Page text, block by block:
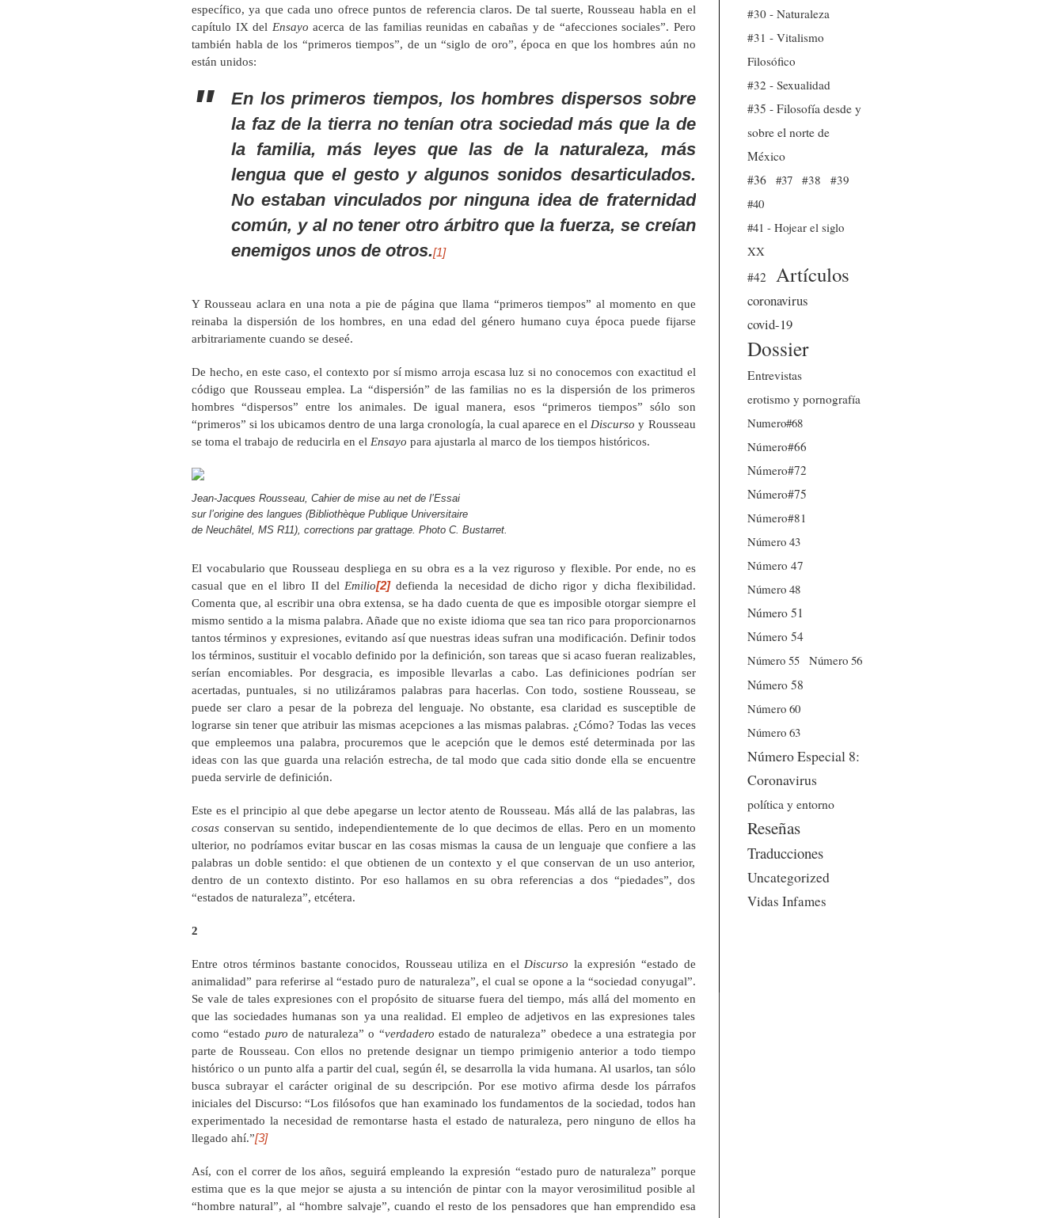
específico, ya que cada uno ofrece puntos de referencia claros. De tal suerte, Rousseau habla en el
capítulo IX del Ensayo acerca de las familias reunidas en cabañas y de “afecciones sociales”. Pero
también habla de los “primeros tiempos”, de un “siglo de oro”, época en que los hombres aún no
están unidos:
En los primeros tiempos, los hombres dispersos sobre
la faz de la tierra no tenían otra sociedad más que la de
la familia, más leyes que las de la naturaleza, más
lengua que el gesto y algunos sonidos desarticulados.
No estaban vinculados por ninguna idea de fraternidad
común, y al no tener otro árbitro que la fuerza, se creían
enemigos unos de otros.[1]
Y Rousseau aclara en una nota a pie de página que llama “primeros tiempos” al momento en que
reinaba la dispersión de los hombres, en una edad del género humano cuya época puede fijarse
arbitrariamente cuando se deseé.
De hecho, en este caso, el contexto por sí mismo arroja escasa luz si no conocemos con exactitud el
código que Rousseau emplea. La “dispersión” de las familias no es la dispersión de los primeros
hombres “dispersos” entre los animales. De igual manera, esos “primeros tiempos” sólo son
“primeros” si los ubicamos dentro de una larga cronología, la cual aparece en el Discurso y Rousseau
se toma el trabajo de reducirla en el Ensayo para ajustarla al marco de los tiempos históricos.
Jean-Jacques Rousseau, Cahier de mise au net de l’Essai
sur l’origine des langues (Bibliothèque Publique Universitaire
de Neuchâtel, MS R11), corrections par grattage. Photo C. Bustarret.
El vocabulario que Rousseau despliega en su obra es a la vez riguroso y flexible. Por ende, no es
casual que en el libro II del Emilio[2]defienda la necesidad de dicho rigor y dicha flexibilidad.
Comenta que, al escribir una obra extensa, se ha dado cuenta de que es imposible otorgar siempre el
mismo sentido a la misma palabra. Añade que no existe idioma que sea tan rico para proporcionarnos
tantos términos y expresiones, evitando así que nuestras ideas sufran una modificación. Definir todos
los términos, sustituir el vocablo definido por la definición, son tareas que si acaso fueran realizables,
serían encomiables. Por desgracia, es imposible llevarlas a cabo. Las definiciones podrían ser
acertadas, puntuales, si no utilizáramos palabras para hacerlas. Con todo, sostiene Rousseau, se
puede ser claro a pesar de la pobreza del lenguaje. No obstante, esa claridad es susceptible de
lograrse sin tener que atribuir las mismas acepciones a las mismas palabras. ¿Cómo? Todas las veces
que empleemos una palabra, procuremos que le acepción que le demos esté determinada por las
ideas con las que guarda una relación estrecha, de tal modo que cada sitio donde ella se encuentre
pueda servirle de definición.
Este es el principio al que debe apegarse un lector atento de Rousseau. Más allá de las palabras, las
cosas conservan su sentido, independientemente de lo que decimos de ellas. Pero en un momento
ulterior, no podríamos evitar buscar en las cosas mismas la causa de un lenguaje que confiere a las
palabras un doble sentido: el que obtienen de un contexto y el que conservan de un uso anterior,
dentro de un contexto distinto. Por eso hallamos en su obra referencias a dos “piedades”, dos
“estados de naturaleza”, etcétera.
2
Entre otros términos bastante conocidos, Rousseau utiliza en el Discurso la expresión “estado de
animalidad” para referirse al “estado puro de naturaleza”, el cual se opone a la “sociedad conyugal”.
Se vale de tales expresiones con el propósito de situarse fuera del tiempo, más allá del momento en
que las sociedades humanas son ya una realidad. El empleo de adjetivos en las expresiones tales
como “estado puro de naturaleza” o “verdadero estado de naturaleza” obedece a una estrategia por
parte de Rousseau. Con ellos no pretende designar un tiempo primigenio anterior a todo tiempo
histórico o un punto alfa a partir del cual, según él, se desarrolla la vida humana. Al usarlos, tan sólo
busca subrayar el carácter original de su descripción. Por ese motivo afirma desde los párrafos
iniciales del Discurso: “Los filósofos que han examinado los fundamentos de la sociedad, todos han
experimentado la necesidad de remontarse hasta el estado de naturaleza, pero ninguno de ellos ha
llegado ahí.”[3]
Así, con el correr de los años, seguirá empleando la expresión “estado puro de naturaleza” porque
estima que es la que mejor se ajusta a su intención de pintar con la mayor verosimilitud posible al
“hombre natural”, al “hombre salvaje”, cuando el resto de los pensadores que han emprendido esa
#30 - Naturaleza
#31 - Vitalismo
Filosófico
#32 - Sexualidad
#35 - Filosofía desde y
sobre el norte de
México
#36
#37 #38
#39
#40
#41 - Hojear el siglo
XX
#42
Artículos
coronavirus
covid-19
Dossier
Entrevistas
erotismo y pornografía
Numero#68
Número#66
Número#72
Número#75
Número#81
Número 43
Número 47
Número 48
Número 51
Número 54
Número 55
Número 56
Número 58
Número 60
Número 63
Número Especial 8:
Coronavirus
política y entorno
Reseñas
Traducciones
Uncategorized
Vidas Infames